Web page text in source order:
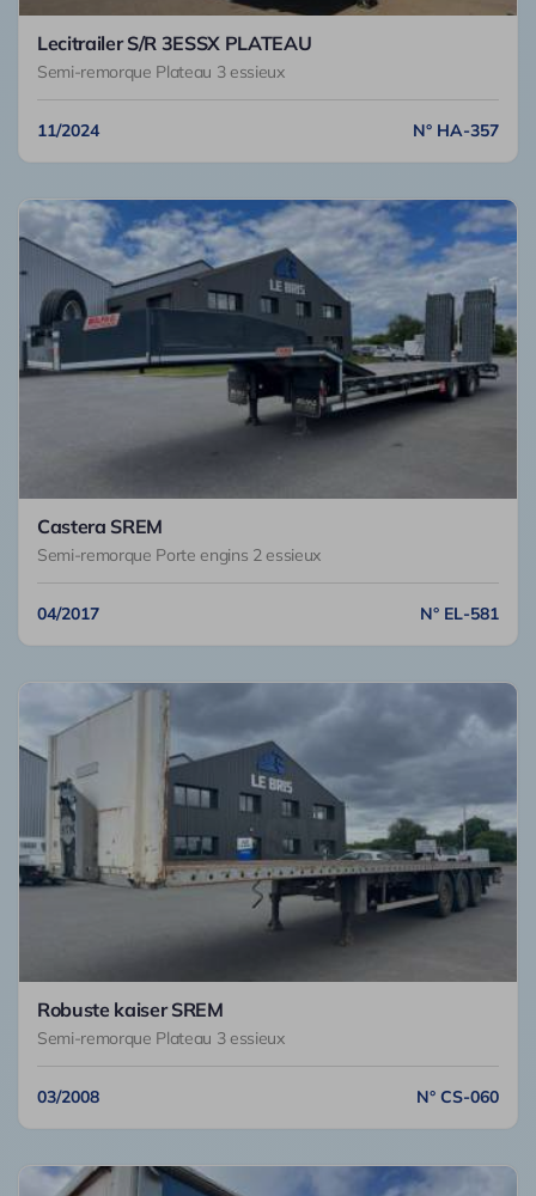
Lecitrailer S/R 3ESSX PLATEAU
Semi-remorque Plateau 3 essieux
11/2024 N° HA-357
Castera SREM
Semi-remorque Porte engins 2 essieux
04/2017 N° EL-581
Robuste kaiser SREM
Semi-remorque Plateau 3 essieux
03/2008 N° CS-060